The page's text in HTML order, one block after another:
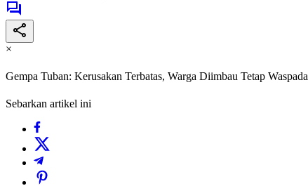
×
Gempa Tuban: Kerusakan Terbatas, Warga Diimbau Tetap Waspada
Sebarkan artikel ini